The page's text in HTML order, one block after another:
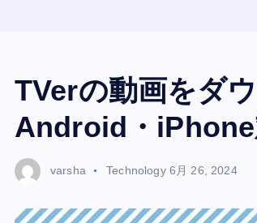
TVerの動画をダ
Android・iPhone
varsha Technology 6月 26, 2024